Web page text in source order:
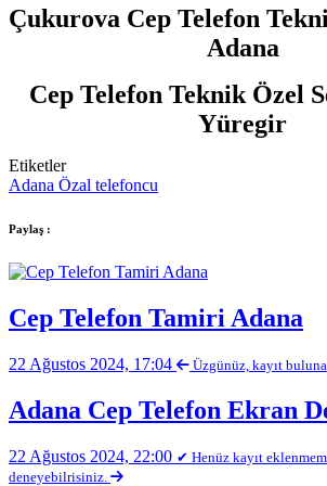
Çukurova Cep Telefon
Adana
Cep Telefon Teknik Özel
Yüregir
Etiketler
Adana Özal telefoncu
Paylaş :
Cep Telefon Tamiri Adana
22 Ağustos 2024, 17:04 Üzgünüz, kayıt
Adana Cep Telefon Ekran
22 Ağustos 2024, 22:00 ✔ Henüz kayıt
deneyebilrisiniz.